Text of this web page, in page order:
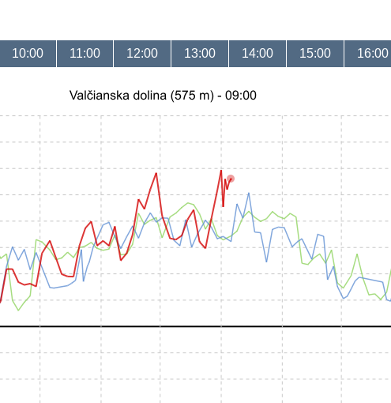
10:00 11:00 12:00 13:00 14:00 15:00 16:00